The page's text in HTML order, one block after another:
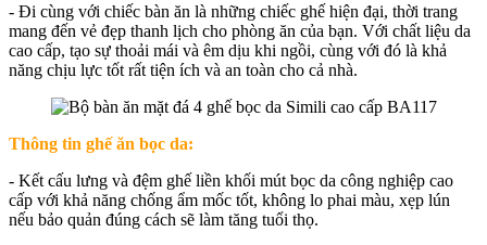
- Đi cùng với chiếc bàn ăn là những chiếc ghế hiện đại, thời trang
mang đến vẻ đẹp thanh lịch cho phòng ăn của bạn. Với chất liệu da
cao cấp, tạo sự thoải mái và êm dịu khi ngồi, cùng với đó là khả
năng chịu lực tốt rất tiện ích và an toàn cho cả nhà.
Thông tin ghế ăn bọc da:
- Kết cấu lưng và đệm ghế liền khối mút bọc da công nghiệp cao
cấp với khả năng chống ẩm mốc tốt, không lo phai màu, xẹp lún
nếu bảo quản đúng cách sẽ làm tăng tuổi thọ.